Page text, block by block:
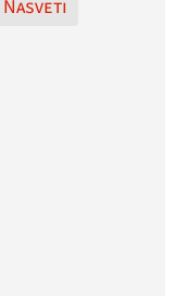
Nasveti